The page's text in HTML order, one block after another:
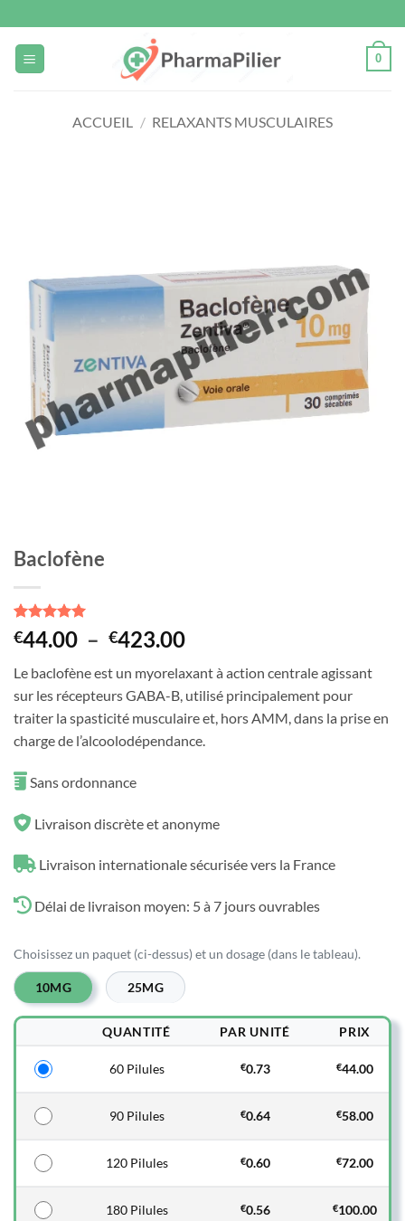
au
contenu
0
ACCUEIL / RELAXANTS MUSCULAIRES
Baclofène
Noté 5sur
5 basé sur
2
client
€44.00 – €423.00Plage
prix :
€44.00
à
€423.00
Le baclofène est un myorelaxant à action centrale agissant
sur les récepteurs GABA-B, utilisé principalement pour
traiter la spasticité musculaire et, hors AMM, dans la prise en
charge de l’alcoolodépendance.
Sans ordonnance
Livraison discrète et anonyme
Livraison internationale sécurisée vers la France
Délai de livraison moyen: 5 à 7 jours ouvrables
Choisissez un paquet (ci-dessus) et un dosage (dans le tableau).
10MG 25MG
QUANTITÉ PAR UNITÉ PRIX
60 Pilules €0.73 €44.00
90 Pilules €0.64 €58.00
120 Pilules €0.60 €72.00
180 Pilules €0.56 €100.00